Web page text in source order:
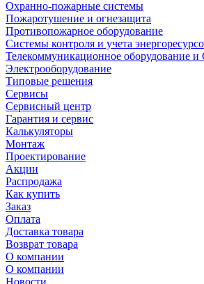
Охранно-пожарные системы
Пожаротушение и огнезащита
Противопожарное оборудование
Системы контроля и учета
Телекоммуникационное оборудование
Электрооборудование
Типовые решения
Сервисы
Сервисный центр
Гарантия и сервис
Калькуляторы
Монтаж
Проектирование
Акции
Распродажа
Как купить
Заказ
Оплата
Доставка товара
Возврат товара
О компании
О компании
Новости